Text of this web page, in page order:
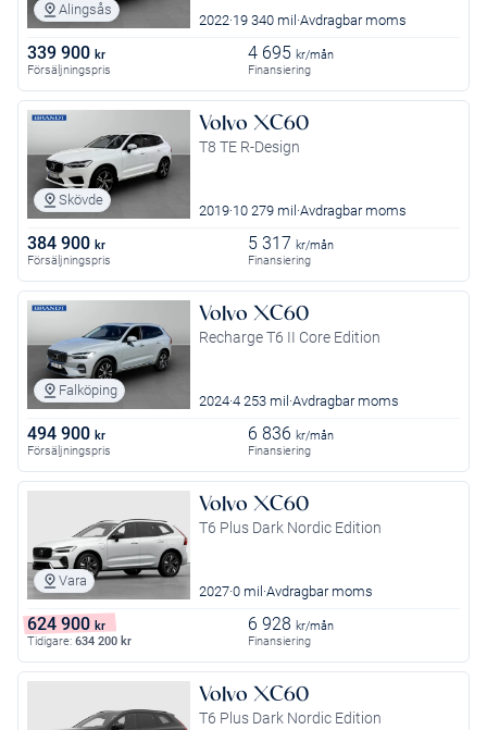
Alingsås
2022 19 340 mil Avdragbar moms
339 900 kr
Försäljningspris
4 695 kr/mån
Finansiering
Skövde
Volvo XC60
T8 TE R-Design
2019 10 279 mil Avdragbar moms
384 900 kr
Försäljningspris
5 317 kr/mån
Finansiering
Falköping
Volvo XC60
Recharge T6 II Core Edition
2024 4 253 mil Avdragbar moms
494 900 kr
Försäljningspris
6 836 kr/mån
Finansiering
Vara
Volvo XC60
T6 Plus Dark Nordic Edition
2027 0 mil Avdragbar moms
624 900 kr
Tidigare: 634 200 kr
6 928 kr/mån
Finansiering
Volvo XC60
T6 Plus Dark Nordic Edition